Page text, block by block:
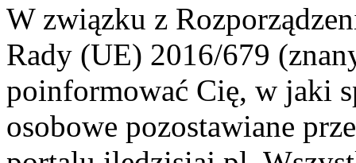
W związku z
Rady (UE) 2016/679
poinformować Cię, w jaki
osobowe pozostawiane